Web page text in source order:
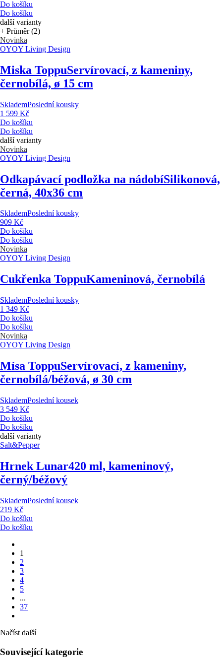
Do košíku
Do košíku
další varianty
+ Průměr (2)
Novinka
OYOY Living Design
Miska ToppuServírovací, z kameniny,
černobílá, ø 15 cm
SklademPoslední kousky
1 599 Kč
Do košíku
Do košíku
další varianty
Novinka
OYOY Living Design
Odkapávací podložka na nádobíSilikonová,
černá, 40x36 cm
SklademPoslední kousky
909 Kč
Do košíku
Do košíku
Novinka
OYOY Living Design
Cukřenka ToppuKameninová, černobílá
SklademPoslední kousky
1 349 Kč
Do košíku
Do košíku
Novinka
OYOY Living Design
Mísa ToppuServírovací, z kameniny,
černobílá/béžová, ø 30 cm
SklademPoslední kousek
3 549 Kč
Do košíku
Do košíku
další varianty
Salt&Pepper
Hrnek Lunar420 ml, kameninový,
černý/béžový
SklademPoslední kousek
219 Kč
Do košíku
Do košíku
1
2
3
4
5
...
37
Načíst další
Související kategorie